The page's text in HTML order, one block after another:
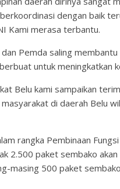
dengan baik
Kami merasa terbantu.
Pemda saling
untuk meningkatkan
Belu kami sampaikan
di daerah Belu
rangka Pembinaan
2.500 paket sembako
masing 500 paket